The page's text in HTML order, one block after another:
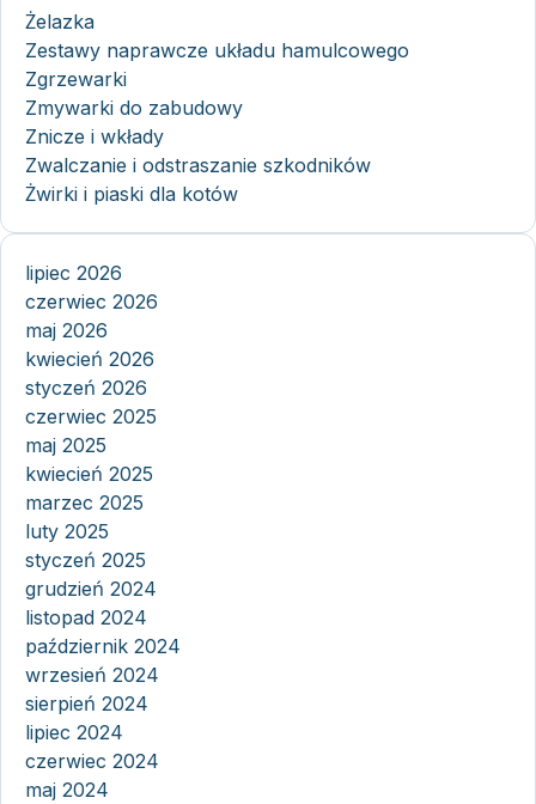
Żelazka
Zestawy naprawcze układu hamulcowego
Zgrzewarki
Zmywarki do zabudowy
Znicze i wkłady
Zwalczanie i odstraszanie szkodników
Żwirki i piaski dla kotów
lipiec 2026
czerwiec 2026
maj 2026
kwiecień 2026
styczeń 2026
czerwiec 2025
maj 2025
kwiecień 2025
marzec 2025
luty 2025
styczeń 2025
grudzień 2024
listopad 2024
październik 2024
wrzesień 2024
sierpień 2024
lipiec 2024
czerwiec 2024
maj 2024